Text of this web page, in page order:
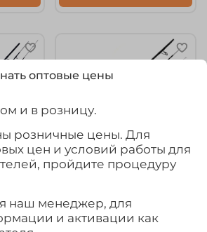
Удилище фидерное
Kaida NeoXoen Feeder
оптовые цены
и в розницу.
розничные цены. Для
цен и условий работы для
пройдите процедуру
наш менеджер, для
и активации как